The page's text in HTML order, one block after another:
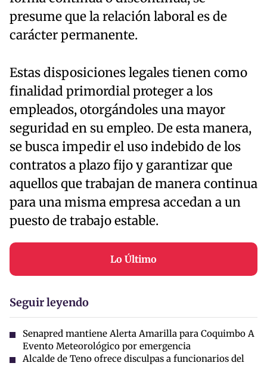
presume que la relación laboral es de
carácter permanente.
Estas disposiciones legales tienen como
finalidad primordial proteger a los
empleados, otorgándoles una mayor
seguridad en su empleo. De esta manera,
se busca impedir el uso indebido de los
contratos a plazo fijo y garantizar que
aquellos que trabajan de manera continua
para una misma empresa accedan a un
puesto de trabajo estable.
Lo Último
Seguir leyendo
Senapred mantiene Alerta Amarilla para Coquimbo A
Evento Meteorológico por emergencia
Alcalde de Teno ofrece disculpas a funcionarios del